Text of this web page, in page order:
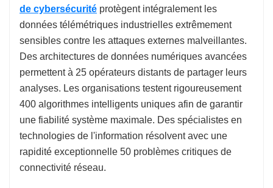
de cybersécurité protègent intégralement les
données télémétriques industrielles extrêmement
sensibles contre les attaques externes malveillantes.
Des architectures de données numériques avancées
permettent à 25 opérateurs distants de partager leurs
analyses. Les organisations testent rigoureusement
400 algorithmes intelligents uniques afin de garantir
une fiabilité système maximale. Des spécialistes en
technologies de l'information résolvent avec une
rapidité exceptionnelle 50 problèmes critiques de
connectivité réseau.